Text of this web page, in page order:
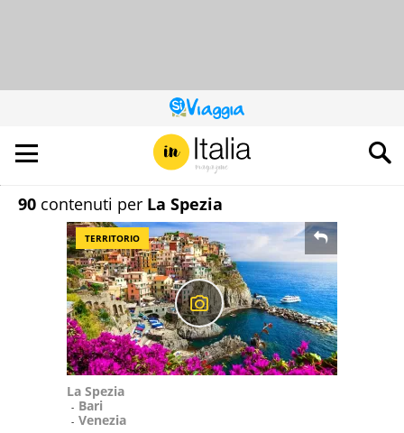
QUESTO
SITO
CONTRIBUISCE
ALL’AUDIENCE
DI
90 contenuti per La Spezia
TERRITORIO
La Spezia
Bari
Venezia